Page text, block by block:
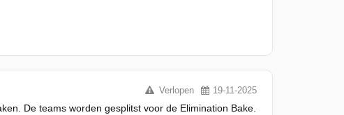
Verlopen 19-11-2025
De teams worden gesplitst voor de Elimination Bake.